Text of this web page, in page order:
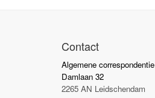
Contact
Algemene correspondentie
Damlaan 32
2265 AN Leidschendam